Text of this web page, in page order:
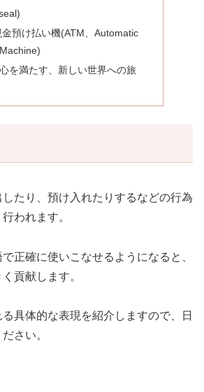
金預け払い機(ATM、Automatic
を満たす、新しい世界への旅
たり、預け入れたりするなどの行為
われます。
正確に使いこなせるようになると、
貢献します。
具体的な表現を紹介しますので、日
さい。